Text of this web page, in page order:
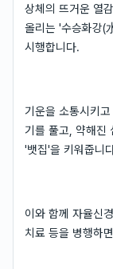
상체의 뜨거운 열
올리는 '수승화강(
시행합니다.
기운을 소통시키
기를 풀고, 약해진
'뱃집'을 키워줍니
이와 함께 자율신
치료 등을 병행하